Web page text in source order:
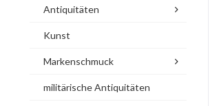
Antiquitäten
Kunst
Markenschmuck
militärische Antiquitäten